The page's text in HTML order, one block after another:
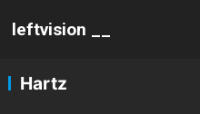
leftvision __
Hartz